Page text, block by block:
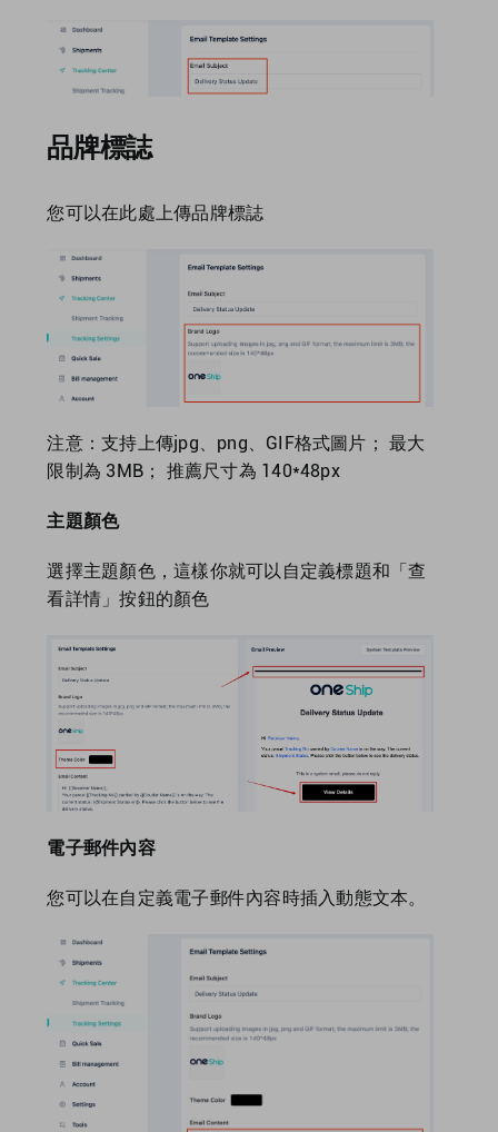
品牌標誌
您可以在此處上傳品牌標誌
注意：支持上傳jpg、png、GIF格式圖片； 最大
限制為 3MB； 推薦尺寸為 140*48px
主題顏色
選擇主題顏色，這樣你就可以自定義標題和「查
看詳情」按鈕的顏色
電子郵件內容
您可以在自定義電子郵件內容時插入動態文本。